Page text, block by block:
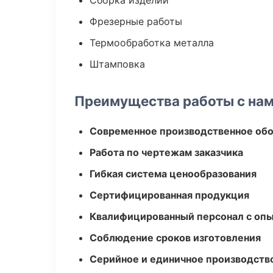
Фрезерные работы
Термообработка металла
Штамповка
Преимущества работы с
Современное производственное
Работа по чертежам заказчика
Гибкая система ценообразования
Сертифицированная продукция
Квалифицированный персонал с
Соблюдение сроков изготовления
Серийное и единичное